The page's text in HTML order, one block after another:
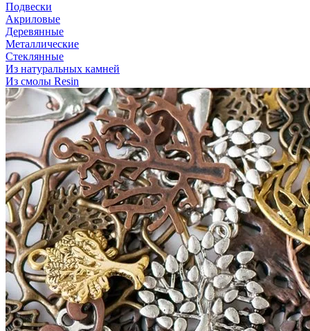
Подвески
Акриловые
Деревянные
Металлические
Стеклянные
Из натуральных камней
Из смолы Resin